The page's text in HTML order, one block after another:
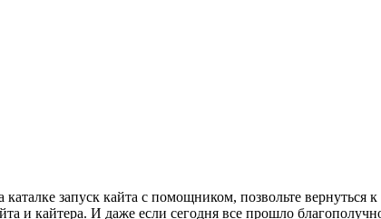
запуск кайта с помощником, позвольте вернуться
и кайтера. И даже если сегодня все прошло